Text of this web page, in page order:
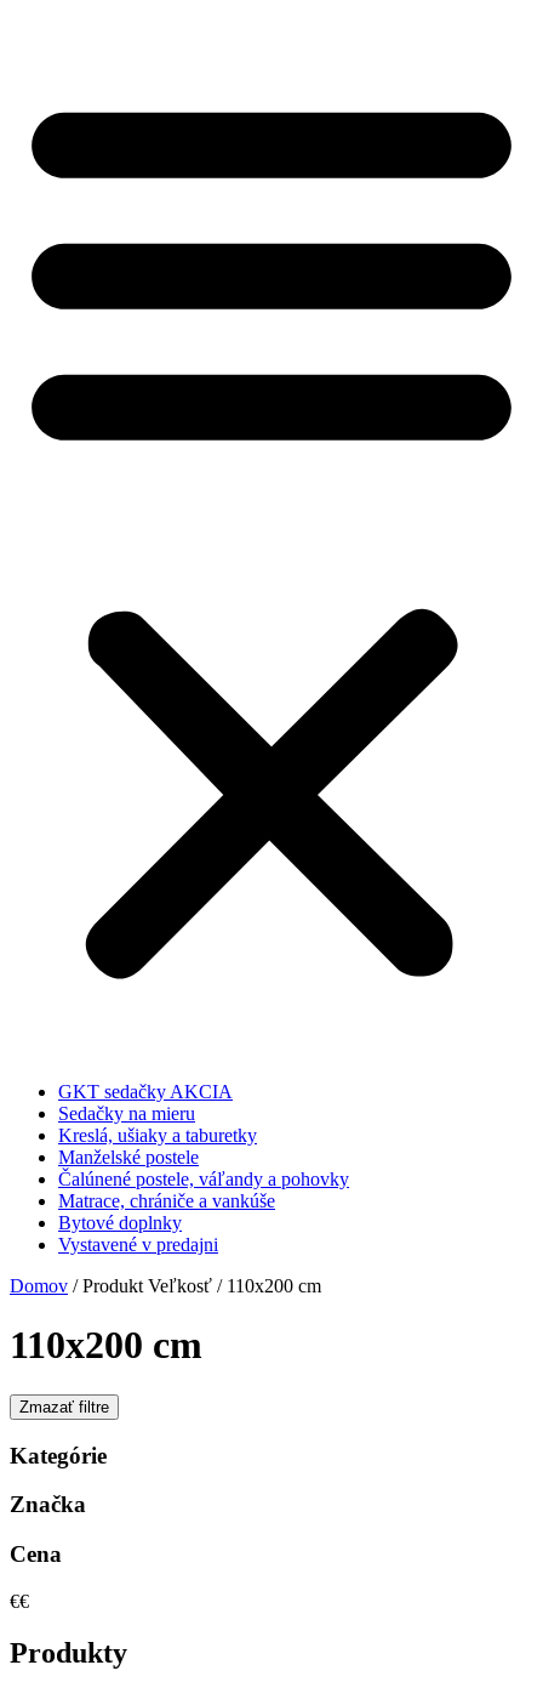
GKT sedačky AKCIA
Sedačky na mieru
Kreslá, ušiaky a taburetky
Manželské postele
Čalúnené postele, váľandy a pohovky
Matrace, chrániče a vankúše
Bytové doplnky
Vystavené v predajni
Domov / Produkt Veľkosť / 110x200 cm
110x200 cm
Zmazať filtre
Kategórie
Značka
Cena
€€
Produkty